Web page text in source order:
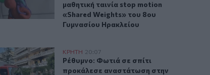
μαθητική ταινία stop motion
«Shared Weights» του 8ου
Γυμνασίου Ηρακλείου
του!
(Βίντεο)
από την Πυροσβεστική! (Βίντεο)
Φωτιά σε σπίτι προκάλεσε αναστάτωση στην
ΚΡΗΤΗ 20:07
Ρέθυμνο: Φωτιά σε σπίτι προκάλεσε
Ρέθυμνο: Φωτιά σε σπίτι
προκάλεσε αναστάτωση στην